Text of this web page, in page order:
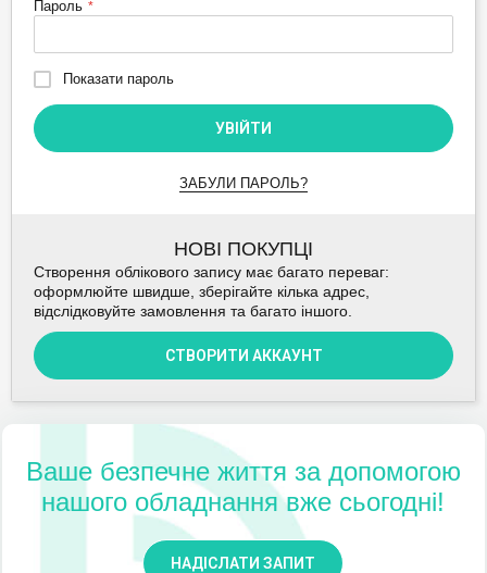
Пароль
Показати пароль
УВІЙТИ
ЗАБУЛИ ПАРОЛЬ?
НОВІ ПОКУПЦІ
Створення облікового запису має багато переваг:
оформлюйте швидше, зберігайте кілька адрес,
відслідковуйте замовлення та багато іншого.
СТВОРИТИ АККАУНТ
Ваше безпечне життя за допомогою
нашого обладнання вже сьогодні!
НАДІСЛАТИ ЗАПИТ